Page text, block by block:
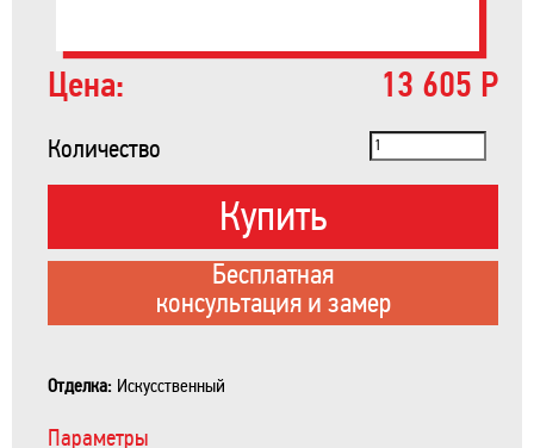
Цена: 13 605 Р
Количество
Купить
Бесплатная
консультация и замер
Отделка: Искусственный
Параметры